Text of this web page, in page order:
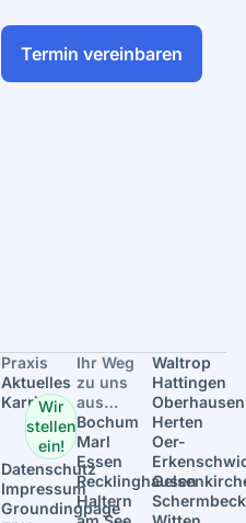
Termin vereinbaren
Praxis
Aktuelles
Karriere
Wir
stellen
ein!
Datenschutz
Impressum
Groundingpage
Ihr Weg
zu uns
aus…
Bochum
Marl
Essen
Recklinghausen
Haltern
Waltrop
Hattingen
Oberhausen
Herten
Oer-
Schermbeck